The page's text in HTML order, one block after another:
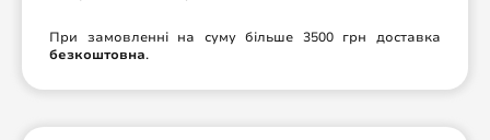
При замовленні на суму більше 3500 грн доставка
безкоштовна.